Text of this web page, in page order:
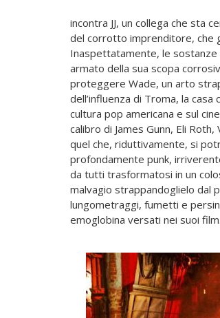
incontra JJ, un collega che sta
del corrotto imprenditore, che
Inaspettatamente, le sostanze
armato della sua scopa
proteggere Wade, un arto
dell’influenza di Troma, la
cultura pop americana e sul
calibro di James Gunn, Eli
quel che, riduttivamente, si
profondamente punk,
da tutti trasformatosi in un
malvagio strappandoglielo dal
lungometraggi, fumetti e
emoglobina versati nei suoi film.